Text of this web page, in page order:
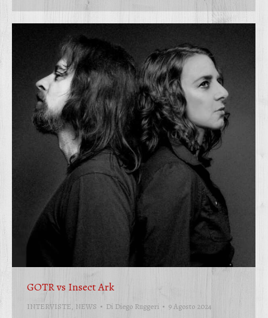
GOTR vs Insect Ark
INTERVISTE, NEWS Di Diego Ruggeri 9 Agosto 2024